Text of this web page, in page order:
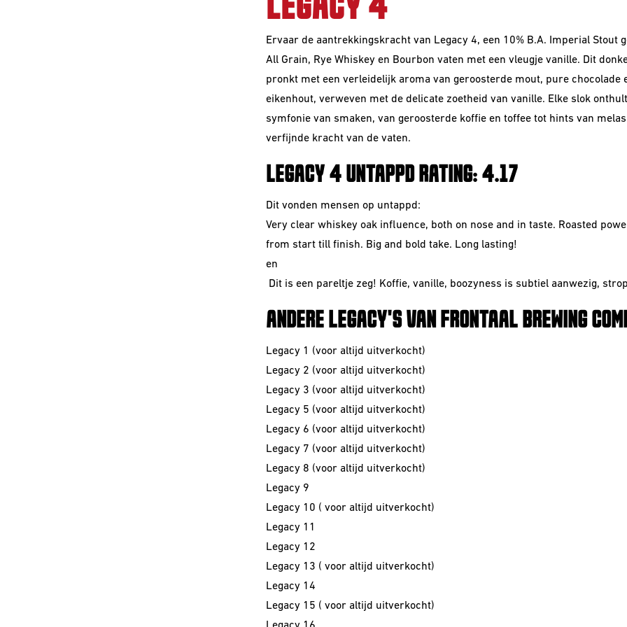
LEGACY 4
Ervaar de aantrekkingskracht van Legacy 4, een 10% B.A. Imperial Stout
All Grain, Rye Whiskey en Bourbon vaten met een vleugje vanille. Dit
pronkt met een verleidelijk aroma van geroosterde mout, pure chocolade
eikenhout, verweven met de delicate zoetheid van vanille. Elke slok
symfonie van smaken, van geroosterde koffie en toffee tot hints van
verfijnde kracht van de vaten.
LEGACY 4 UNTAPPD RATING: 4.17
Dit vonden mensen op untappd:
Very clear whiskey oak influence, both on nose and in taste. Roasted
from start till finish. Big and bold take. Long lasting!
en
Dit is een pareltje zeg! Koffie, vanille, boozyness is subtiel aanwezig,
ANDERE LEGACY'S VAN FRONTAAL BREWING
Legacy 1 (voor altijd uitverkocht)
Legacy 2 (voor altijd uitverkocht)
Legacy 3 (voor altijd uitverkocht)
Legacy 5 (voor altijd uitverkocht)
Legacy 6 (voor altijd uitverkocht)
Legacy 7 (voor altijd uitverkocht)
Legacy 8 (voor altijd uitverkocht)
Legacy 9
Legacy 10 ( voor altijd uitverkocht)
Legacy 11
Legacy 12
Legacy 13 ( voor altijd uitverkocht)
Legacy 14
Legacy 15 ( voor altijd uitverkocht)